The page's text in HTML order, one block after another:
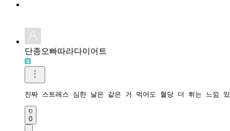
단종오빠따라다이어트
진짜 스트레스 심한 날은 같은 거 먹어도 혈당 더 튀는 느낌 있
0